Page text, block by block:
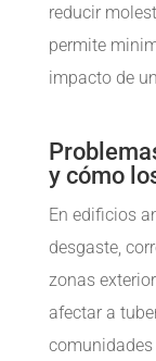
reducir
permite
impacto de
y cómo
En edificios
desgaste,
zonas
afectar a